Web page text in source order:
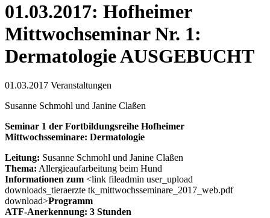
01.03.2017: Hofheimer
Mittwochseminar Nr. 1:
Dermatologie AUSGEBUCHT
01.03.2017 Veranstaltungen
Susanne Schmohl und Janine Claßen
Seminar 1 der Fortbildungsreihe Hofheimer
Mittwochsseminare: Dermatologie
Leitung: Susanne Schmohl und Janine Claßen
Thema: Allergieaufarbeitung beim Hund
Informationen zum <link fileadmin user_upload
downloads_tieraerzte tk_mittwochsseminare_2017_web.pdf
download>Programm
ATF-Anerkennung: 3 Stunden